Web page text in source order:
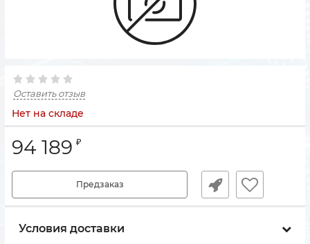
Оставить отзыв
Нет на складе
94 189 ₽
Предзаказ
Условия доставки